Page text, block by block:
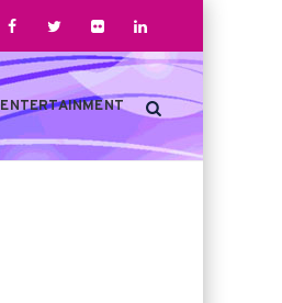
ENTERTAINMENT